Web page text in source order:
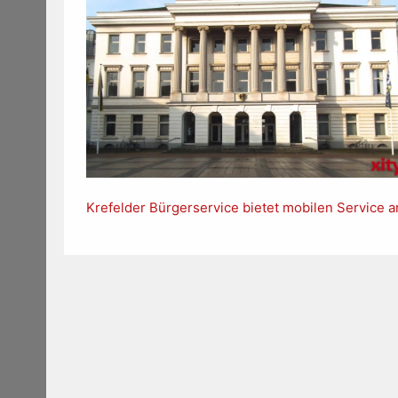
Krefelder Bürgerservice bietet mobilen Service